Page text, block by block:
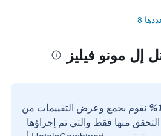
8
إل مونو فيليز
نقوم بجمع وعرض التقييمات من
منها فقط والتي تم إجراؤها